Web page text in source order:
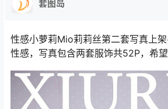
套图岛
性感小萝莉Mio莉莉丝第二套写真上
性感，写真包含两套服饰共52P，希